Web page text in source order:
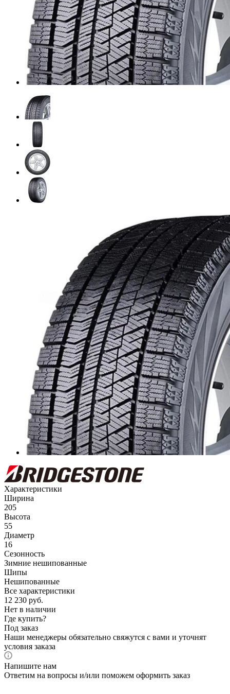
Характеристики
Ширина
205
Высота
55
Диаметр
16
Сезонность
Зимние нешипованные
Шипы
Нешипованные
Все характеристики
12 230 руб.
Нет в наличии
Где купить?
Под заказ
Наши менеджеры обязательно свяжутся с вами и уточнят
условия заказа
Напишите нам
Ответим на вопросы и/или поможем оформить заказ